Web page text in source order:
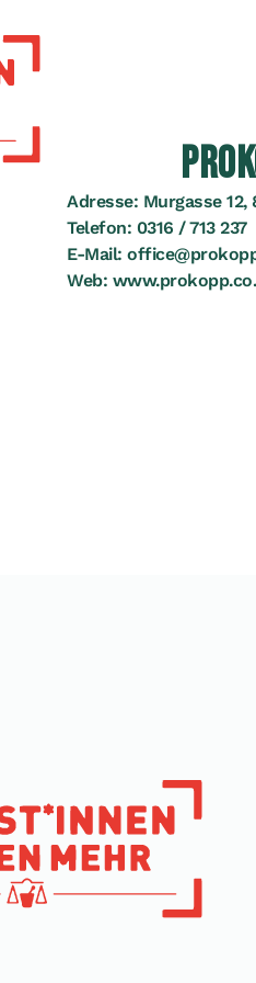
Adresse: Murgasse 12,
Telefon: 0316 / 713 237
E-Mail:
Web: